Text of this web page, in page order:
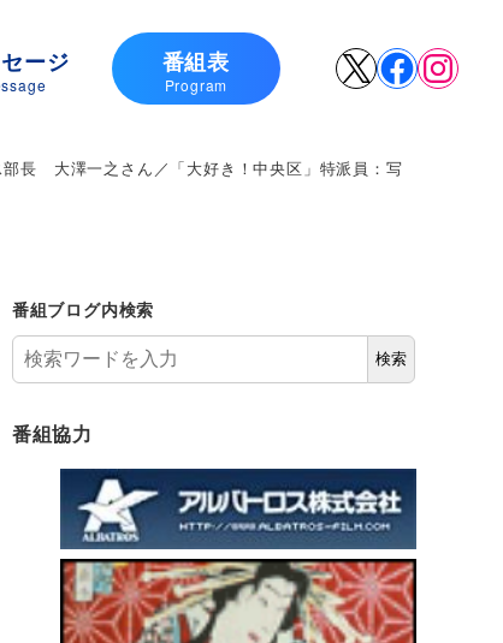
X
ージ 番組表
Program
長 大澤一之さん／「大好き！中央区」特派員：写
番組ブログ内検索
検索
番組協力